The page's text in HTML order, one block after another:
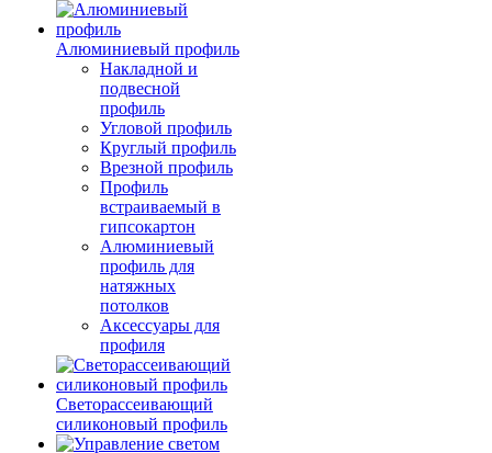
Алюминиевый профиль
Накладной и
подвесной
профиль
Угловой профиль
Круглый профиль
Врезной профиль
Профиль
встраиваемый в
гипсокартон
Алюминиевый
профиль для
натяжных
потолков
Аксессуары для
профиля
Светорассеивающий
силиконовый профиль